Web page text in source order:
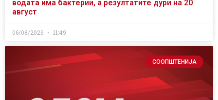
водата има бактерии, а резултатите дури на 20
август
06/08/2026 11:49
СООПШТЕНИЈА